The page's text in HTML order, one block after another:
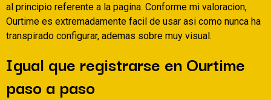
al principio referente a la pagina. Conforme mi valoracion,
Ourtime es extremadamente facil de usar asi­ como nunca ha
transpirado configurar, ademas sobre muy visual.
Igual que registrarse en Ourtime
paso a paso